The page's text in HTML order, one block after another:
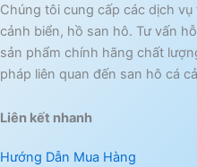
Chúng tôi cung cấp các dịch
cảnh biển, hồ san hô. Tư vấn
sản phẩm chính hãng chất
pháp liên quan đến san hô cá
Liên kết nhanh
Hướng Dẫn Mua Hàng